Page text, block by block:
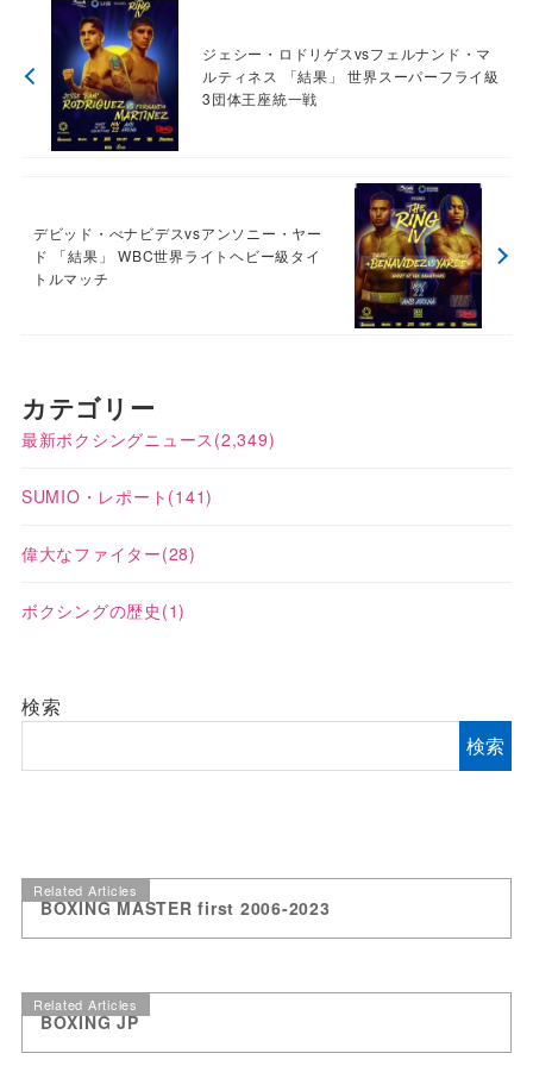
ジェシー・ロドリゲスvsフェルナンド・マ
ルティネス 「結果」 世界スーパーフライ級
3団体王座統一戦
デビッド・べナビデスvsアンソニー・ヤー
ド 「結果」 WBC世界ライトヘビー級タイ
トルマッチ
カテゴリー
最新ボクシングニュース (2,349)
SUMIO・レポート (141)
偉大なファイター(28)
ボクシングの歴史 (1)
検索
検索
Related Articles
BOXING MASTER first 2006-2023
Related Articles
BOXING JP